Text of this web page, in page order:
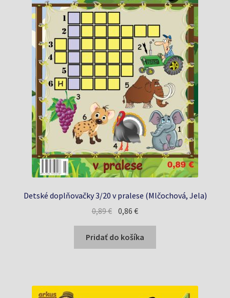
Detské doplňovačky 3/20 v pralese (Mlčochová, Jela)
0,89€ Pôvodná
cena
bola:
0,89 €.
0,86€Aktuálna
cena
je:
0,86 €.
Pridať do košíka